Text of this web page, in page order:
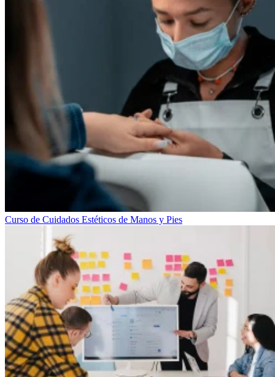
Curso de Cuidados Estéticos de Manos y Pies